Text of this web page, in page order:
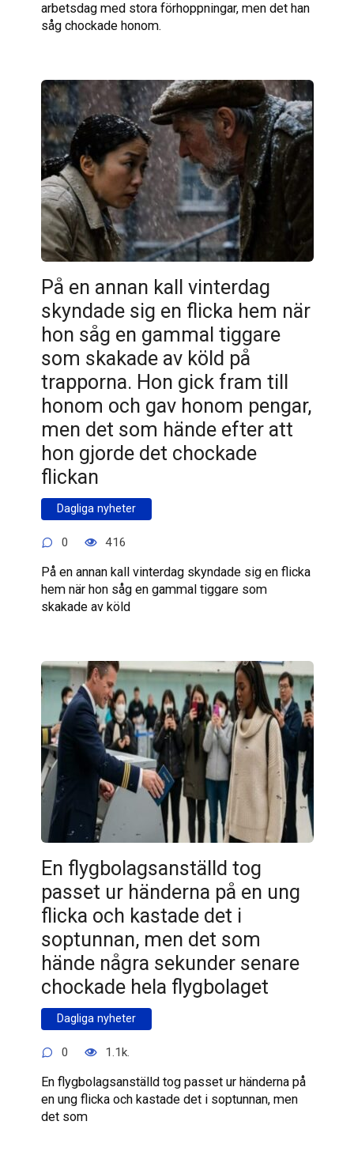
arbetsdag med stora förhoppningar, men det han
såg chockade honom.
På en annan kall vinterdag
skyndade sig en flicka hem när
hon såg en gammal tiggare
som skakade av köld på
trapporna. Hon gick fram till
honom och gav honom pengar,
men det som hände efter att
hon gjorde det chockade
flickan
Dagliga nyheter
0 416
På en annan kall vinterdag skyndade sig en flicka
hem när hon såg en gammal tiggare som
skakade av köld
En flygbolagsanställd tog
passet ur händerna på en ung
flicka och kastade det i
soptunnan, men det som
hände några sekunder senare
chockade hela flygbolaget
Dagliga nyheter
0 1.1k.
En flygbolagsanställd tog passet ur händerna på
en ung flicka och kastade det i soptunnan, men
det som